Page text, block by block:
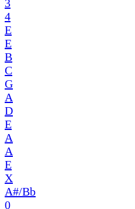
3
4
E
E
B
C
G
A
D
E
A
A
E
X
A#/Bb
0